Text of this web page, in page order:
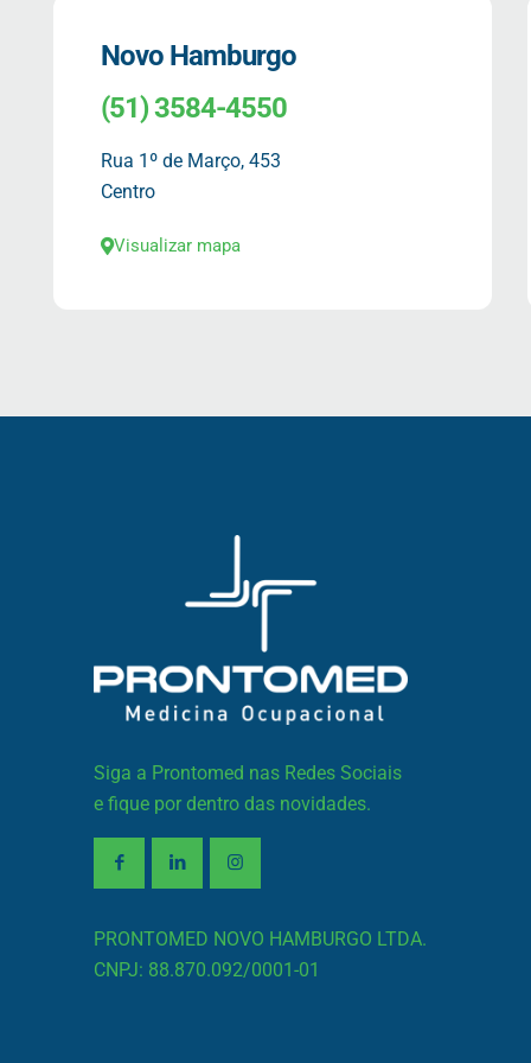
Novo Hamburgo
(51) 3584-4550
Rua 1º de Março, 453
Centro
Visualizar mapa
Siga a Prontomed nas Redes Sociais
e fique por dentro das novidades.
PRONTOMED NOVO HAMBURGO LTDA.
CNPJ: 88.870.092/0001-01